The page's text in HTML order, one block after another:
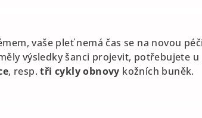
vaše pleť nemá čas se na novou péči
výsledky šanci projevit, potřebujete u
, resp.tři cykly obnovy kožních buněk.